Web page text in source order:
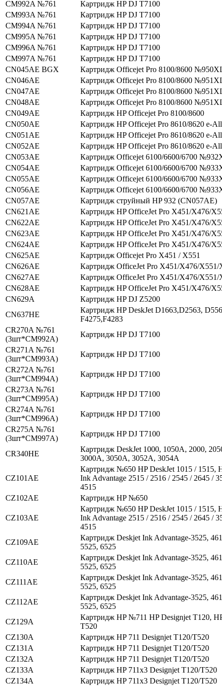
CM992A №761
Картридж HP DJ T7100
CM993A №761
Картридж HP DJ T7100
CM994A №761
Картридж HP DJ T7100
CM995A №761
Картридж HP DJ T7100
CM996A №761
Картридж HP DJ T7100
CM997A №761
Картридж HP DJ T7100
CN045AE BGX
Картридж Officejet Pro 8100/8600
CN046AE
Картридж Officejet Pro 8100/8600
CN047AE
Картридж Officejet Pro 8100/8600
CN048AE
Картридж Officejet Pro 8100/8600
CN049AE
Картридж HP Officejet Pro 8100/8600
CN050AE
Картридж HP Officejet Pro 8610/8620 e-
CN051AE
Картридж HP Officejet Pro 8610/8620 e-
CN052AE
Картридж HP Officejet Pro 8610/8620 e-
CN053AE
Картридж Officejet 6100/6600/6700
CN054AE
Картридж Officejet 6100/6600/6700
CN055AE
Картридж Officejet 6100/6600/6700
CN056AE
Картридж Officejet 6100/6600/6700
CN057AE
Картридж струйный HP 932 (CN057AE)
CN621AE
Картридж HP OfficeJet Pro X451/X476/
CN622AE
Картридж HP OfficeJet Pro X451/X476/
CN623AE
Картридж HP OfficeJet Pro X451/X476/
CN624AE
Картридж HP OfficeJet Pro X451/X476/
CN625AE
Картридж Officejet Pro X451 / X551
CN626AE
Картридж OfficeJet Pro X451/X476/X551/
CN627AE
Картридж OfficeJet Pro X451/X476/X551/
CN628AE
Картридж HP OfficeJet Pro X451/X476/
CN629A
Картридж HP DJ Z5200
CN637HE
Картридж HP DeskJet D1663,D2563,
F4275,F4283
CR270A №761
(3шт*CM992A)
Картридж HP DJ T7100
CR271A №761
(3шт*CM993A)
Картридж HP DJ T7100
CR272A №761
(3шт*CM994A)
Картридж HP DJ T7100
CR273A №761
(3шт*CM995A)
Картридж HP DJ T7100
CR274A №761
(3шт*CM996A)
Картридж HP DJ T7100
CR275A №761
(3шт*CM997A)
Картридж HP DJ T7100
CR340HE
Картридж DeskJet 1000, 1050A, 2000,
3000A, 3050A, 3052A, 3054A
CZ101AE
Картридж №650 HP DeskJet 1015 / 1515,
Ink Advantage 2515 / 2516 / 2545 / 2645 /
4515
CZ102AE
Картридж HP №650
CZ103AE
Картридж №650 HP DeskJet 1015 / 1515,
Ink Advantage 2515 / 2516 / 2545 / 2645 /
4515
CZ109AE
Картридж Deskjet Ink Advantage-3525,
5525, 6525
CZ110AE
Картридж Deskjet Ink Advantage-3525,
5525, 6525
CZ111AE
Картридж Deskjet Ink Advantage-3525,
5525, 6525
CZ112AE
Картридж Deskjet Ink Advantage-3525,
5525, 6525
CZ129A
Картридж HP №711 HP Designjet T120,
T520
CZ130A
Картридж HP 711 Designjet T120/T520
CZ131A
Картридж HP 711 Designjet T120/T520
CZ132A
Картридж HP 711 Designjet T120/T520
CZ133A
Картридж HP 711x3 Designjet T120/T520
CZ134A
Картридж HP 711x3 Designjet T120/T520